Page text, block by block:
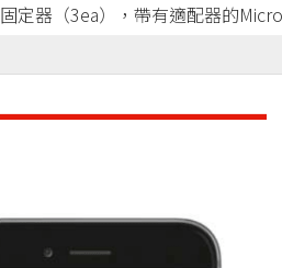
器（3ea），帶有適配器的